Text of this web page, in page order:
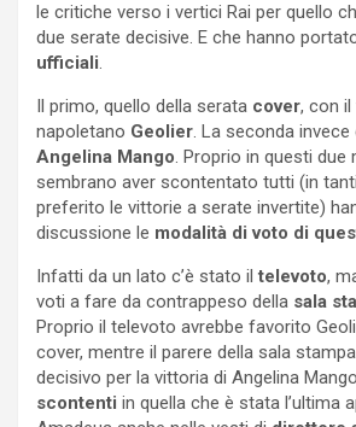
le critiche verso i vertici Rai per quello
due serate decisive. E che hanno
ufficiali.
Il primo, quello della serata cover, con
napoletano Geolier. La seconda
Angelina Mango. Proprio in questi due
sembrano aver scontentato tutti (in
preferito le vittorie a serate invertite)
discussione le modalità di voto di
Infatti da un lato c’è stato iltelevoto,
voti a fare da contrappeso della sala
Proprio il televoto avrebbe favorito
cover, mentre il parere della sala
decisivo per la vittoria di Angelina
scontenti in quella che è stata l’ultima